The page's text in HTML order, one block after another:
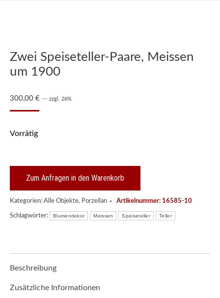
Zwei Speiseteller-Paare, Meissen
um 1900
300,00 € --- zzgl. 26%
Vorrätig
Zum Anfragen in den Warenkorb
Kategorien: Alle Objekte, Porzellan Artikelnummer: 16585-10
Schlagwörter: Blumendekor Meissen Speiseteller Teller
Beschreibung
Zusätzliche Informationen